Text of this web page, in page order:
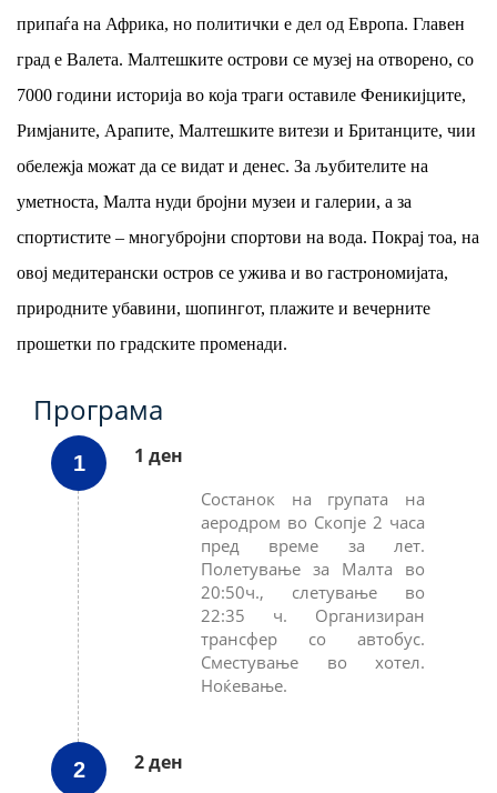
припаѓа на Африка, но политички е дел од Европа. Главен
град е Валета. Малтешките острови се музеј на отворено, со
7000 години историја во која траги оставиле Феникијците,
Римјаните, Арапите, Малтешките витези и Британците, чии
обележја можат да се видат и денес. За љубителите на
уметноста, Малта нуди бројни музеи и галерии, а за
спортистите – многубројни спортови на вода. Покрај тоа, на
овој медитерански остров се ужива и во гастрономијата,
природните убавини, шопингот, плажите и вечерните
прошетки по градските променади.
Програма
1 1 ден
Состанок на групата на
аеродром во Скопје 2 часа
пред време за лет.
Полетување за Малта во
20:50ч., слетување во
22:35 ч. Организиран
трансфер со автобус.
Сместување во хотел.
Ноќевање.
2 2 ден